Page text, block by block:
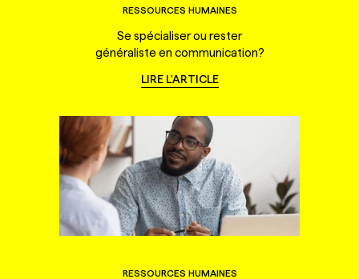
RESSOURCES HUMAINES
Se spécialiser ou rester
généraliste en communication?
LIRE L'ARTICLE
RESSOURCES HUMAINES